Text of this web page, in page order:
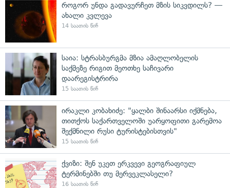
როგორ უნდა გადავურჩეთ მზის სიკვდილს? —
ახალი კვლევა
14 საათის წინ
საია: სტრასბურგმა მზია ამაღლობელის
საქმეზე რიგით მეოთხე საჩივარი
დაარეგისტრირა
15 საათის წინ
ირაკლი კობახიძე: "ყალბი შინაარსი იქმნება,
თითქოს საქართველოში უარყოფითი გარემოა
შექმნილი რუსი ტურისტებისთვის"
15 საათის წინ
ქვიზი: შენ უკეთ ერკვევი გეოგრაფიულ
ტერმინებში თუ მერვეკლასელი?
16 საათის წინ